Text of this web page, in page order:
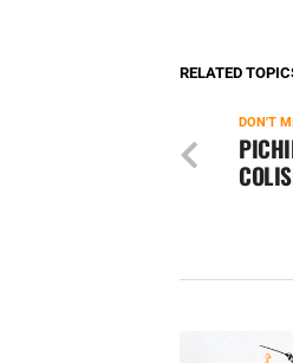
RELATED
DON'T